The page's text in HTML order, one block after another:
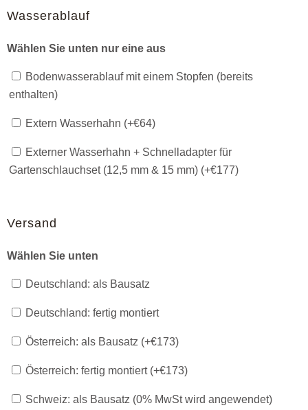
Wasserablauf
Wählen Sie unten nur eine aus
Bodenwasserablauf mit einem Stopfen (bereits
enthalten)
Extern Wasserhahn (+€64)
Externer Wasserhahn + Schnelladapter für
Gartenschlauchset (12,5 mm & 15 mm) (+€177)
Versand
Wählen Sie unten
Deutschland: als Bausatz
Deutschland: fertig montiert
Österreich: als Bausatz (+€173)
Österreich: fertig montiert (+€173)
Schweiz: als Bausatz (0% MwSt wird angewendet)